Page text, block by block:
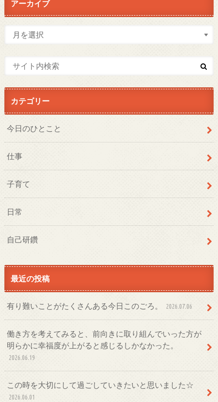
アーカイブ
カテゴリー
今日のひとこと
仕事
子育て
日常
自己研鑽
最近の投稿
有り難いことがたくさんある今日このごろ。 2026.07.06
働き方を考えてみると、前向きに取り組んでいった方が
明らかに幸福度が上がると感じるしかなかった。
2026.06.19
この時を大切にして過ごしていきたいと思いました☆
2026.06.01